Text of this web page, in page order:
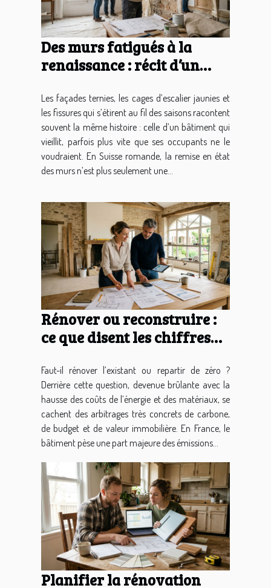
Des murs fatigués à la
renaissance : récit d’un
Les façades ternies, les cages d’escalier jaunies et
les fissures qui s’étirent au fil des saisons racontent
souvent la même histoire : celle d’un bâtiment qui
vieillit, parfois plus vite que ses occupants ne le
voudraient. En Suisse romande, la remise en état
des murs n’est plus seulement une...
Rénover ou reconstruire :
ce que disent les chiffres
investissement
Faut-il rénover l’existant ou repartir de zéro ?
Derrière cette question, devenue brûlante avec la
hausse des coûts de l’énergie et des matériaux, se
cachent des arbitrages très concrets de carbone,
de budget et de valeur immobilière. En France, le
bâtiment pèse une part majeure des émissions...
Planifier la rénovation